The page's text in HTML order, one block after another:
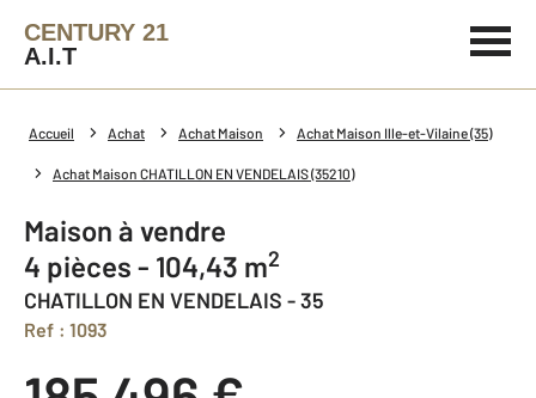
CENTURY 21
A.I.T
Accueil Achat Achat Maison Achat Maison Ille-et-Vilaine (35)
Achat Maison CHATILLON EN VENDELAIS (35210)
Maison à vendre
4 pièces - 104,43 m2
CHATILLON EN VENDELAIS - 35
Ref : 1093